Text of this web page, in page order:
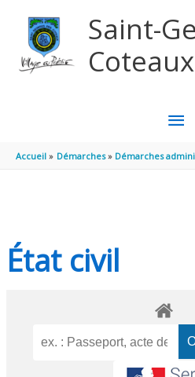
Saint-
Coteaux
Accueil Démarches Démarches
État civil